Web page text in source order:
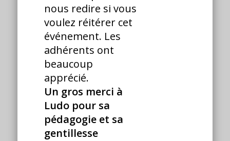
nous redire si vous
voulez réitérer cet
événement. Les
adhérents ont
beaucoup
apprécié.
Un gros merci à
Ludo pour sa
pédagogie et sa
gentillesse